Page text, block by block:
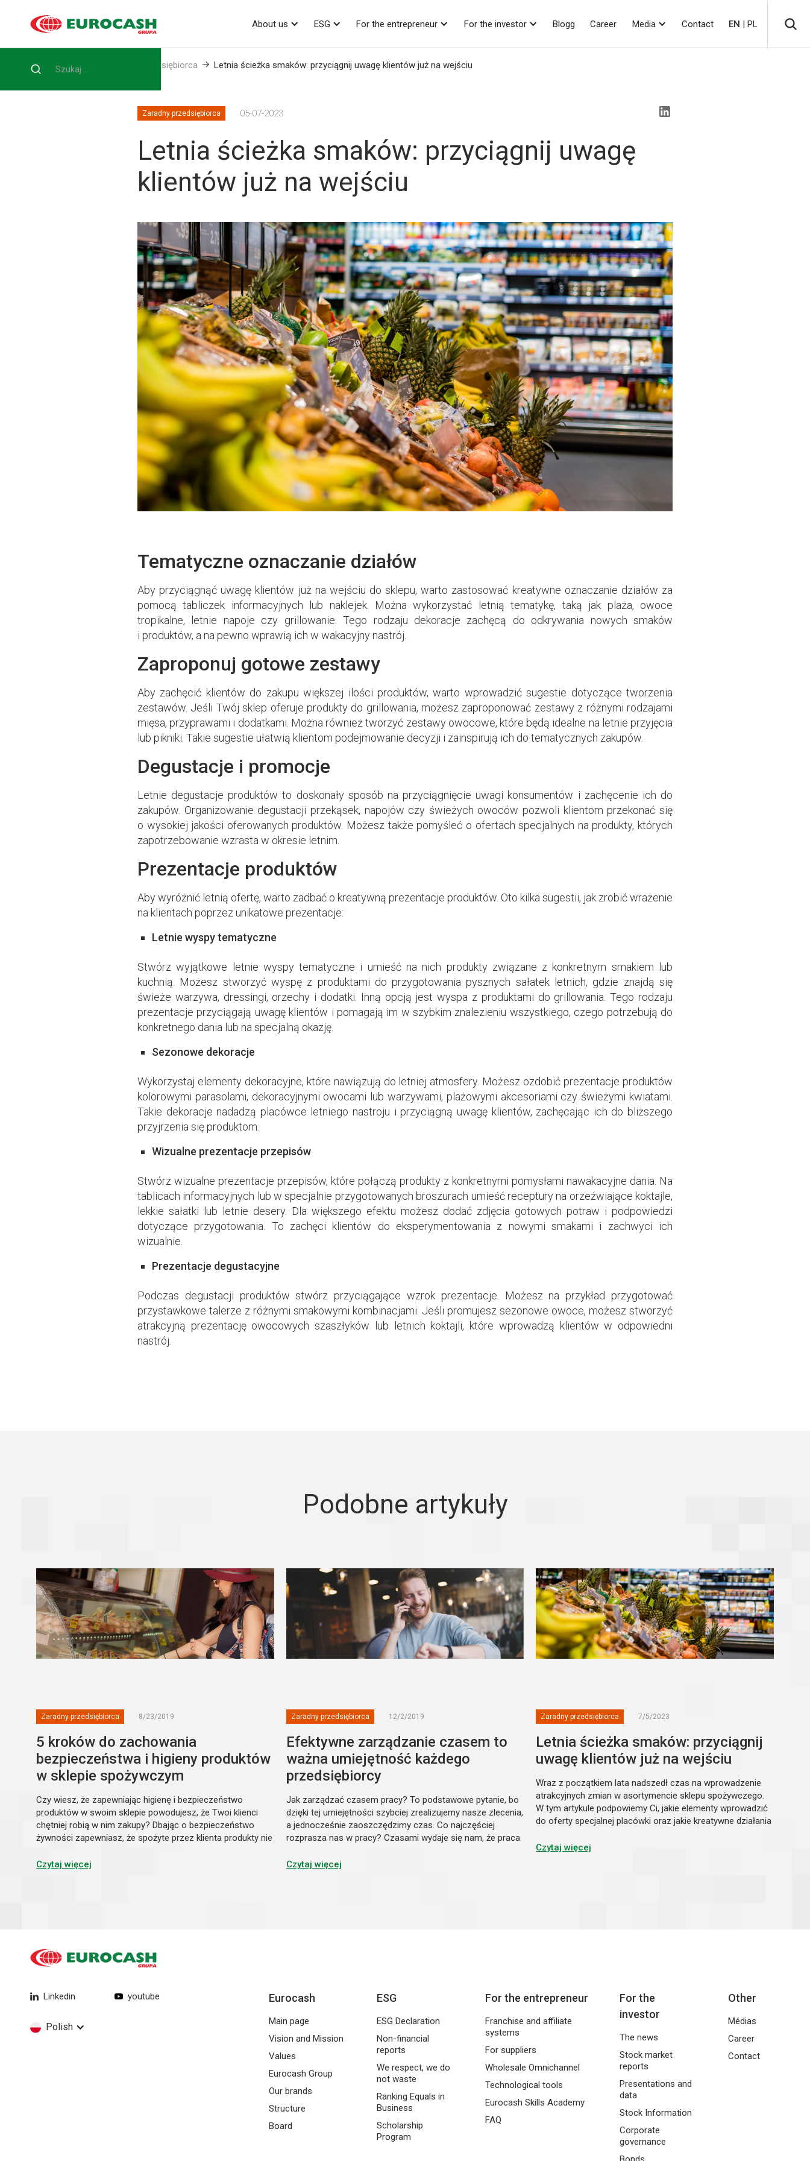
About us ESG For the entrepreneur For the investor Blogg Career Media Contact EN | PL
Home Blog Zaradny przedsiębiorca Letnia ścieżka smaków: przyciągnij uwagę klientów już na wejściu
Zaradny przedsiębiorca 05-07-2023
Letnia ścieżka smaków: przyciągnij uwagę
klientów już na wejściu
Tematyczne oznaczanie działów
Aby przyciągnąć uwagę klientów już na wejściu do sklepu, warto zastosować kreatywne oznaczanie działów za
pomocą tabliczek informacyjnych lub naklejek. Można wykorzystać letnią tematykę, taką jak plaża, owoce
tropikalne, letnie napoje czy grillowanie. Tego rodzaju dekoracje zachęcą do odkrywania nowych smaków
i produktów, a na pewno wprawią ich w wakacyjny nastrój.
Zaproponuj gotowe zestawy
Aby zachęcić klientów do zakupu większej ilości produktów, warto wprowadzić sugestie dotyczące tworzenia
zestawów. Jeśli Twój sklep oferuje produkty do grillowania, możesz zaproponować zestawy z różnymi rodzajami
mięsa, przyprawami i dodatkami. Można również tworzyć zestawy owocowe, które będą idealne na letnie przyjęcia
lub pikniki. Takie sugestie ułatwią klientom podejmowanie decyzji i zainspirują ich do tematycznych zakupów.
Degustacje i promocje
Letnie degustacje produktów to doskonały sposób na przyciągnięcie uwagi konsumentów i zachęcenie ich do
zakupów. Organizowanie degustacji przekąsek, napojów czy świeżych owoców pozwoli klientom przekonać się
o wysokiej jakości oferowanych produktów. Możesz także pomyśleć o ofertach specjalnych na produkty, których
zapotrzebowanie wzrasta w okresie letnim.
Prezentacje produktów
Aby wyróżnić letnią ofertę, warto zadbać o kreatywną prezentacje produktów. Oto kilka sugestii, jak zrobić wrażenie
na klientach poprzez unikatowe prezentacje:
Letnie wyspy tematyczne
Stwórz wyjątkowe letnie wyspy tematyczne i umieść na nich produkty związane z konkretnym smakiem lub
kuchnią. Możesz stworzyć wyspę z produktami do przygotowania pysznych sałatek letnich, gdzie znajdą się
świeże warzywa, dressingi, orzechy i dodatki. Inną opcją jest wyspa z produktami do grillowania. Tego rodzaju
prezentacje przyciągają uwagę klientów i pomagają im w szybkim znalezieniu wszystkiego, czego potrzebują do
konkretnego dania lub na specjalną okazję.
Sezonowe dekoracje
Wykorzystaj elementy dekoracyjne, które nawiązują do letniej atmosfery. Możesz ozdobić prezentacje produktów
kolorowymi parasolami, dekoracyjnymi owocami lub warzywami, plażowymi akcesoriami czy świeżymi kwiatami.
Takie dekoracje nadadzą placówce letniego nastroju i przyciągną uwagę klientów, zachęcając ich do bliższego
przyjrzenia się produktom.
Wizualne prezentacje przepisów
Stwórz wizualne prezentacje przepisów, które połączą produkty z konkretnymi pomysłami nawakacyjne dania. Na
tablicach informacyjnych lub w specjalnie przygotowanych broszurach umieść receptury na orzeźwiające koktajle,
lekkie sałatki lub letnie desery. Dla większego efektu możesz dodać zdjęcia gotowych potraw i podpowiedzi
dotyczące przygotowania. To zachęci klientów do eksperymentowania z nowymi smakami i zachwyci ich
wizualnie.
Prezentacje degustacyjne
Podczas degustacji produktów stwórz przyciągające wzrok prezentacje. Możesz na przykład przygotować
przystawkowe talerze z różnymi smakowymi kombinacjami. Jeśli promujesz sezonowe owoce, możesz stworzyć
atrakcyjną prezentację owocowych szaszłyków lub letnich koktajli, które wprowadzą klientów w odpowiedni
nastrój.
Podobne artykuły
Zaradny przedsiębiorca 8/23/2019
5 kroków do zachowania
bezpieczeństwa i higieny produktów
w sklepie spożywczym
Czy wiesz, że zapewniając higienę i bezpieczeństwo
produktów w swoim sklepie powodujesz, że Twoi klienci
chętniej robią w nim zakupy? Dbając o bezpieczeństwo
żywności zapewniasz, że spożyte przez klienta produkty nie
skutecznie zachowywać bezpie...
Czytaj więcej
Zaradny przedsiębiorca 12/2/2019
Efektywne zarządzanie czasem to
ważna umiejętność każdego
przedsiębiorcy
Jak zarządzać czasem pracy? To podstawowe pytanie, bo
dzięki tej umiejętności szybciej zrealizujemy nasze zlecenia,
a jednocześnie zaoszczędzimy czas. Co najczęściej
rozprasza nas w pracy? Czasami wydaje się nam, że praca
chcąc zaoszczędz...
Czytaj więcej
Zaradny przedsiębiorca 7/5/2023
Letnia ścieżka smaków: przyciągnij
uwagę klientów już na wejściu
Wraz z początkiem lata nadszedł czas na wprowadzenie
atrakcyjnych zmian w asortymencie sklepu spożywczego.
W tym artykule podpowiemy Ci, jakie elementy wprowadzić
do oferty specjalnej placówki oraz jakie kreatywne działania
oferty.
Czytaj więcej
Linkedin youtube
Polish
Eurocash
Main page
Vision and Mission
Values
Eurocash Group
Our brands
Structure
Board
ESG
ESG Declaration
Non-financial
reports
We respect, we do
not waste
Ranking Equals in
Business
Scholarship
Program
For the entrepreneur
Franchise and affiliate
systems
For suppliers
Wholesale Omnichannel
Technological tools
Eurocash Skills Academy
FAQ
For the
investor
The news
Stock market
reports
Presentations and
data
Stock Information
Corporate
governance
Other
Médias
Career
Contact